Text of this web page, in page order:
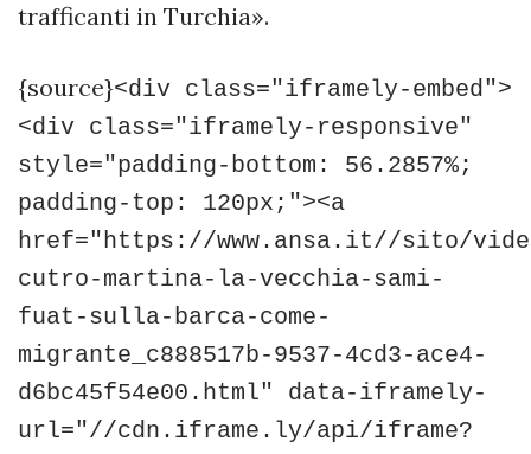
trafficanti in Turchia».
{source}<div class="iframely-embed">
<div class="iframely-responsive"
style="padding-bottom: 56.2857%;
padding-top: 120px;"><a
href="https://www.ansa.it//sito/
cutro-martina-la-vecchia-sami-
fuat-sulla-barca-come-
migrante_c888517b-9537-4cd3-ace4-
d6bc45f54e00.html" data-iframely-
url="//cdn.iframe.ly/api/iframe?